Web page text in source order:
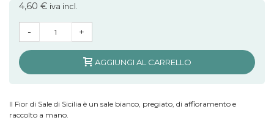
4,60 € iva incl.
- +
AGGIUNGI AL CARRELLO
Il Fior di Sale di Sicilia è un sale bianco, pregiato, di affioramento e
raccolto a mano.